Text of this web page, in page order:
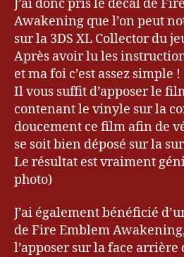
J’ai donc pris le decal de
Awakening que l’on peut
sur la 3DS XL Collector du
Après avoir lu les
et ma foi c’est assez simple !
Il vous suffit d’apposer le
contenant le vinyle sur la
doucement ce film afin de
se soit bien déposé sur la
Le résultat est vraiment
photo)
J’ai également bénéficié
de Fire Emblem
l’apposer sur la face arrière